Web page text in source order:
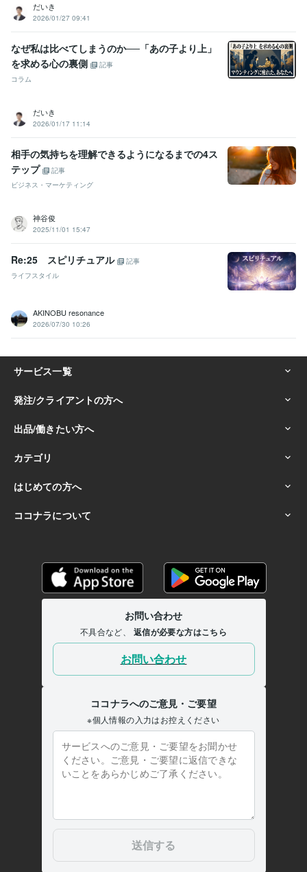
だいき
2026/01/27 09:41
なぜ私は比べてしまうのか──「あの子より上」
を求める心の裏側
記事
コラム
だいき
2026/01/17 11:14
相手の気持ちを理解できるようになるまでの4ス
テップ
記事
ビジネス・マーケティング
神谷俊
2025/11/01 15:47
Re:25 スピリチュアル
記事
ライフスタイル
AKINOBU resonance
2026/07/30 10:26